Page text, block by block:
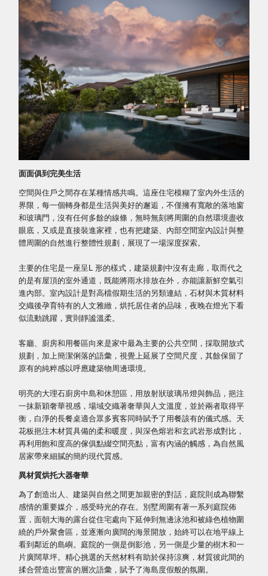
面面俱到完美生活
空間與住戶之間存在某種情感共鳴。這座住宅模糊了室內外生活的
界限，每一個轉身都是生活與美好的邂逅，不僅擁有寬敞的落地窗
和玻璃門，沒有任何多餘的線條，無時無刻將周圍的自然環境盡收
眼底，又或是直接裝進家裡，也有把建築、內部空間室內設計與整
體周圍的自然進行整體性規劃，展現了一場深度探索。
主要的住宅是一座呈L 形的樣式，建築規劃中沒有走廊，取而代之
的是有屋頂的室外通道，既能將雨水排放在外，亦能讓新鮮空氣引
進內部。室內設計是對高檔假期生活的另類連結，石材與木質材料
交織後孕育特有的人文雅緻，烘托居住者的品味，夜晚在燈光下看
似流動跳躍，實則靜謐溫柔。
客廳、廚房和用餐區向來是家中最為主要的公共空間，採取開放式
規劃，加上簡潔俐落的語彙，視覺上延展了空間尺度，其餘保留了
原有的純粹感以呼應建築物周邊環境。
明亮的大理石廚房中島和休憩區，用放射狀玻璃吊燈與飾品，挹注
一抹新穎奢華視感，場域交織著奢華與人文溫度，並於兩者取得平
衡，白淨的長餐桌適合眾多賓客同時賦予了用餐該有的儀式感。天
花板挹注木材質具備的柔和暖度，與深色熔岩和玄武岩形成對比，
再利用飽和度高的傢俱點綴空間亮點，富有內涵的觸感，為自然風
居家帶來細膩的簡約現代質感。
異材質烘托大器奢華
為了創造出人、建築與自然之間更加親密的對話，庭院則成為聯繫
感情的重要媒介，感受時光的存在。別墅周圍有著一系列庭院佈
置，面朝大海的露台從住宅處向下延伸到無邊泳池和被綠色植物圍
繞的戶外聚會區，並逐漸向廣闊的海景開放，始終可以在地平線上
看到鄰近的島嶼。庭院的一側是倒影池，另一側是少量的樹木和一
片廣闊草坪。精心挑選的天然材料有助於保持涼爽，材質彼此間的
揉合營造出豐富的層次語彙，賦予了海島度假般的氛圍。